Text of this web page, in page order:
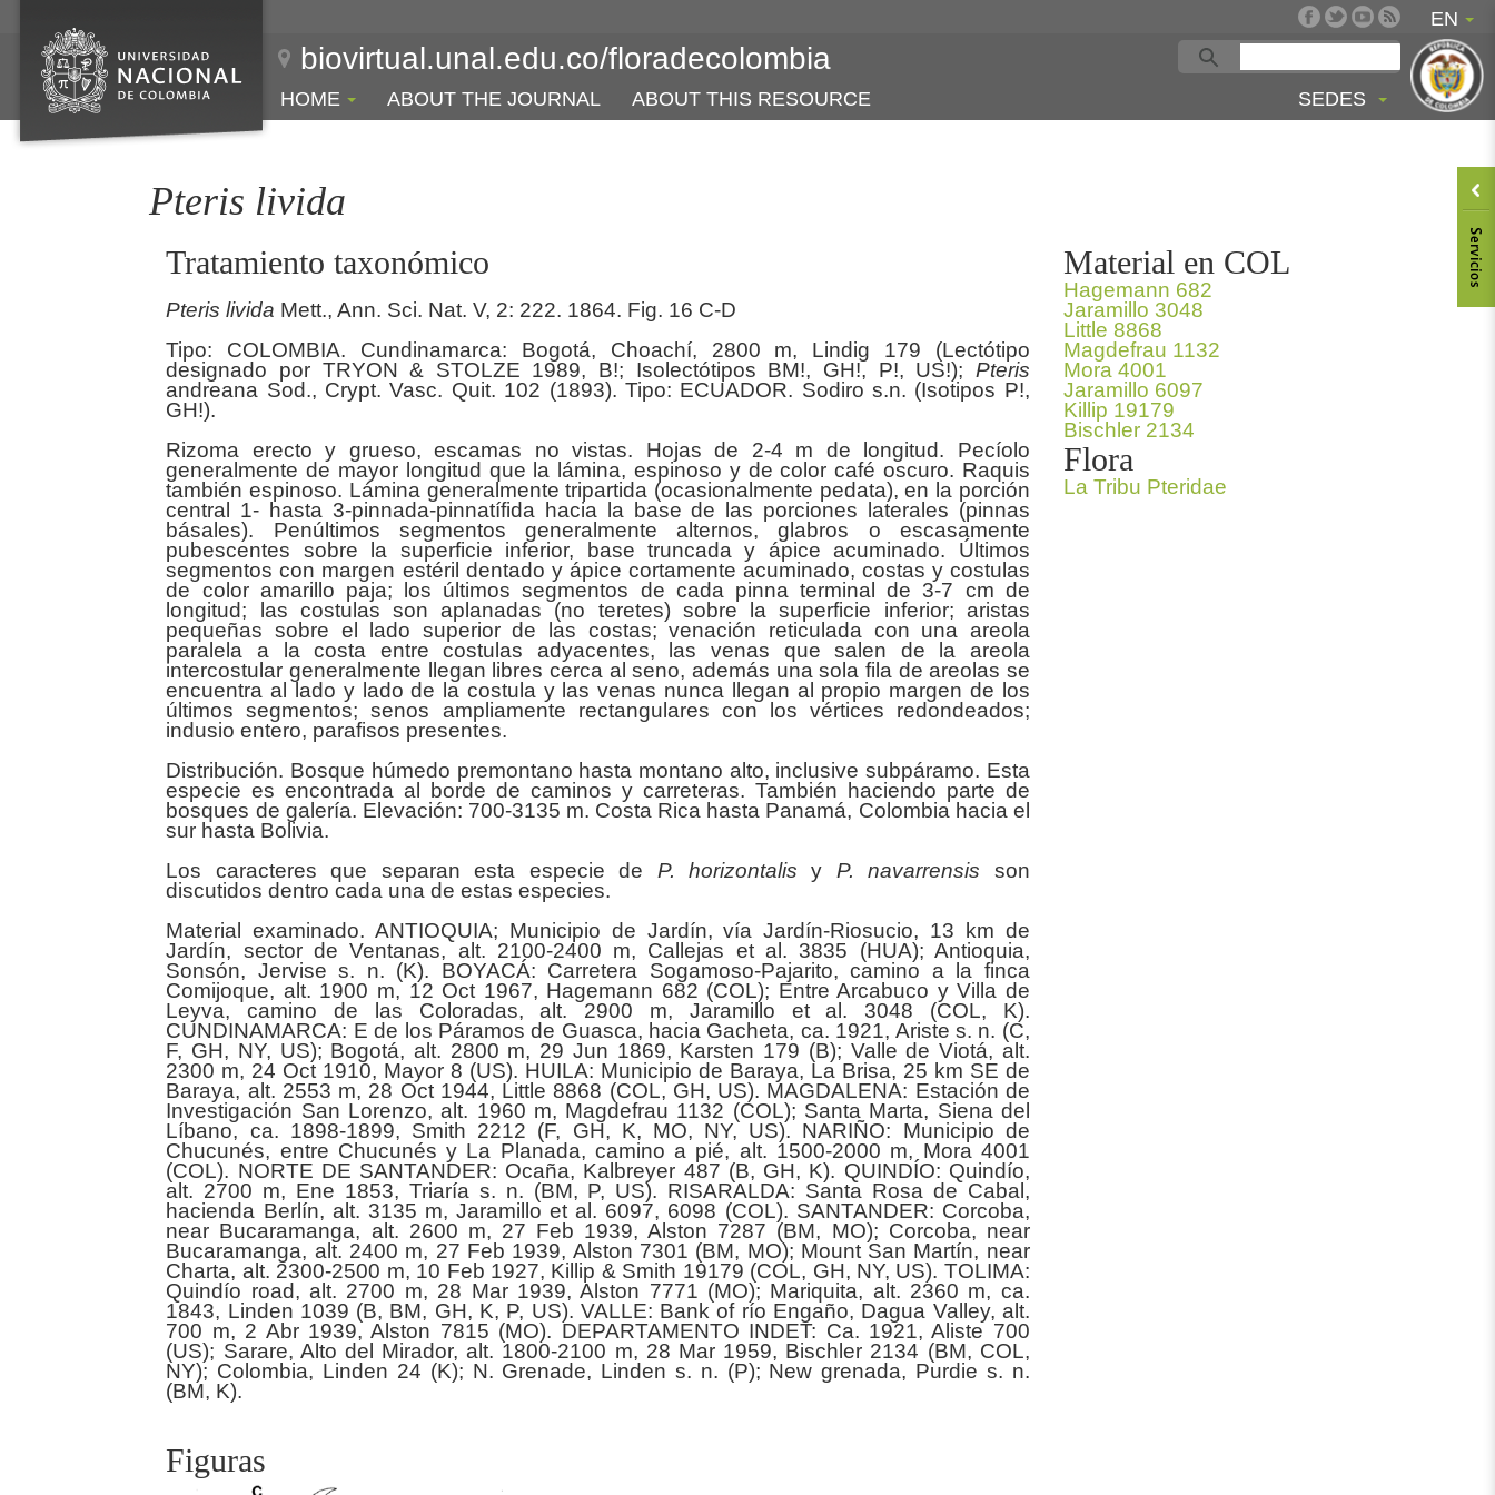
EN
biovirtual.unal.edu.co/floradecolombia
HOME ABOUT THE JOURNAL ABOUT THIS RESOURCE SEDES
Pteris livida
Tratamiento taxonómico
Pteris livida Mett., Ann. Sci. Nat. V, 2: 222. 1864. Fig. 16 C-D
Tipo: COLOMBIA. Cundinamarca: Bogotá, Choachí, 2800 m, Lindig 179 (Lectótipo
designado por TRYON & STOLZE 1989, B!; Isolectótipos BM!, GH!, P!, US!); Pteris
andreana Sod., Crypt. Vasc. Quit. 102 (1893). Tipo: ECUADOR. Sodiro s.n. (Isotipos P!,
GH!).
Rizoma erecto y grueso, escamas no vistas. Hojas de 2-4 m de longitud. Pecíolo
generalmente de mayor longitud que la lámina, espinoso y de color café oscuro. Raquis
también espinoso. Lámina generalmente tripartida (ocasionalmente pedata), en la porción
central 1- hasta 3-pinnada-pinnatífida hacia la base de las porciones laterales (pinnas
básales). Penúltimos segmentos generalmente alternos, glabros o escasamente
pubescentes sobre la superficie inferior, base truncada y ápice acuminado. Últimos
segmentos con margen estéril dentado y ápice cortamente acuminado, costas y costulas
de color amarillo paja; los últimos segmentos de cada pinna terminal de 3-7 cm de
longitud; las costulas son aplanadas (no teretes) sobre la superficie inferior; aristas
pequeñas sobre el lado superior de las costas; venación reticulada con una areola
paralela a la costa entre costulas adyacentes, las venas que salen de la areola
intercostular generalmente llegan libres cerca al seno, además una sola fila de areolas se
encuentra al lado y lado de la costula y las venas nunca llegan al propio margen de los
últimos segmentos; senos ampliamente rectangulares con los vértices redondeados;
indusio entero, parafisos presentes.
Distribución. Bosque húmedo premontano hasta montano alto, inclusive subpáramo. Esta
especie es encontrada al borde de caminos y carreteras. También haciendo parte de
bosques de galería. Elevación: 700-3135 m. Costa Rica hasta Panamá, Colombia hacia el
sur hasta Bolivia.
Los caracteres que separan esta especie de P. horizontalis y P. navarrensis son
discutidos dentro cada una de estas especies.
Material examinado. ANTIOQUIA; Municipio de Jardín, vía Jardín-Riosucio, 13 km de
Jardín, sector de Ventanas, alt. 2100-2400 m, Callejas et al. 3835 (HUA); Antioquia,
Sonsón, Jervise s. n. (K). BOYACÁ: Carretera Sogamoso-Pajarito, camino a la finca
Comijoque, alt. 1900 m, 12 Oct 1967, Hagemann 682 (COL); Entre Arcabuco y Villa de
Leyva, camino de las Coloradas, alt. 2900 m, Jaramillo et al. 3048 (COL, K).
CUNDINAMARCA: E de los Páramos de Guasca, hacia Gacheta, ca. 1921, Ariste s. n. (C,
F, GH, NY, US); Bogotá, alt. 2800 m, 29 Jun 1869, Karsten 179 (B); Valle de Viotá, alt.
2300 m, 24 Oct 1910, Mayor 8 (US). HUILA: Municipio de Baraya, La Brisa, 25 km SE de
Baraya, alt. 2553 m, 28 Oct 1944, Little 8868 (COL, GH, US). MAGDALENA: Estación de
Investigación San Lorenzo, alt. 1960 m, Magdefrau 1132 (COL); Santa Marta, Siena del
Líbano, ca. 1898-1899, Smith 2212 (F, GH, K, MO, NY, US). NARIÑO: Municipio de
Chucunés, entre Chucunés y La Planada, camino a pié, alt. 1500-2000 m, Mora 4001
(COL). NORTE DE SANTANDER: Ocaña, Kalbreyer 487 (B, GH, K). QUINDÍO: Quindío,
alt. 2700 m, Ene 1853, Triaría s. n. (BM, P, US). RISARALDA: Santa Rosa de Cabal,
hacienda Berlín, alt. 3135 m, Jaramillo et al. 6097, 6098 (COL). SANTANDER: Corcoba,
near Bucaramanga, alt. 2600 m, 27 Feb 1939, Alston 7287 (BM, MO); Corcoba, near
Bucaramanga, alt. 2400 m, 27 Feb 1939, Alston 7301 (BM, MO); Mount San Martín, near
Charta, alt. 2300-2500 m, 10 Feb 1927, Killip & Smith 19179 (COL, GH, NY, US). TOLIMA:
Quindío road, alt. 2700 m, 28 Mar 1939, Alston 7771 (MO); Mariquita, alt. 2360 m, ca.
1843, Linden 1039 (B, BM, GH, K, P, US). VALLE: Bank of río Engaño, Dagua Valley, alt.
700 m, 2 Abr 1939, Alston 7815 (MO). DEPARTAMENTO INDET: Ca. 1921, Aliste 700
(US); Sarare, Alto del Mirador, alt. 1800-2100 m, 28 Mar 1959, Bischler 2134 (BM, COL,
NY); Colombia, Linden 24 (K); N. Grenade, Linden s. n. (P); New grenada, Purdie s. n.
Figuras
Material en COL
Hagemann 682
Jaramillo 3048
Little 8868
Magdefrau 1132
Mora 4001
Jaramillo 6097
Killip 19179
Bischler 2134
Flora
La Tribu Pteridae